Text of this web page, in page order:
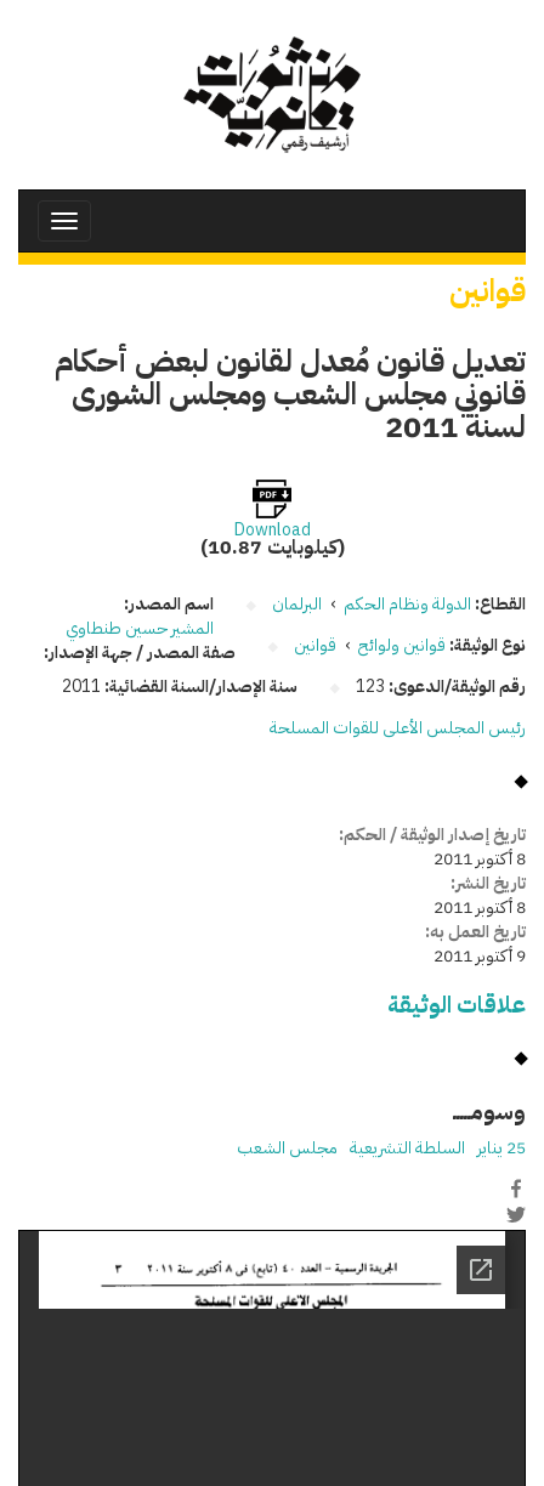
Toggle
قوانين
تعديل قانون مُعدل لقانون لبعض أحكام
قانوني مجلس الشعب ومجلس الشورى
لسنة 2011
Download
(10.87 كيلوبايت)
القطاع: الدولة ونظام الحكم › البرلمان
نوع الوثيقة: قوانين ولوائح › قوانين
رقم الوثيقة/الدعوى: 123 سنة الإصدار/السنة القضائية: 2011
اسم المصدر:
المشير حسين طنطاوي
صفة المصدر / جهة الإصدار:
رئيس المجلس الأعلى للقوات المسلحة
تاريخ إصدار الوثيقة / الحكم:
8 أكتوبر 2011
تاريخ النشر:
8 أكتوبر 2011
تاريخ العمل به:
9 أكتوبر 2011
علاقات الوثيقة
وسومـــــ
25 يناير السلطة التشريعية مجلس الشعب